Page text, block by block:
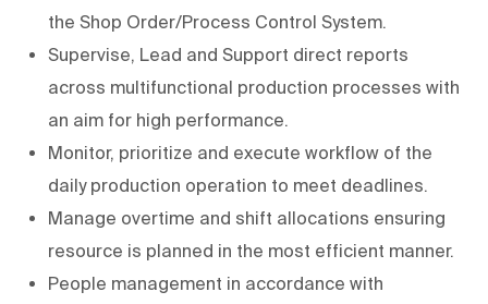
the Shop Order/Process Control System.
Supervise, Lead and Support direct reports
across multifunctional production processes with
an aim for high performance.
Monitor, prioritize and execute workflow of the
daily production operation to meet deadlines.
Manage overtime and shift allocations ensuring
resource is planned in the most efficient manner.
People management in accordance with